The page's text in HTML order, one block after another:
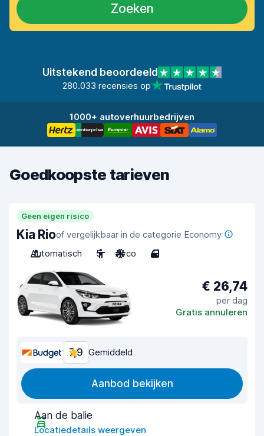
Zoeken
Uitstekend beoordeeld
280.033 recensies op
1000+ autoverhuurbedrijven
Goedkoopste tarieven
Geen eigen risico
Kia Rioof vergelijkbaar in de categorie Economy
Automatisch
5 Airco 4
€ 26,74
per dag
Gratis annuleren
7,9 Gemiddeld
Aanbod bekijken
Aan de balie
Locatiedetails weergeven